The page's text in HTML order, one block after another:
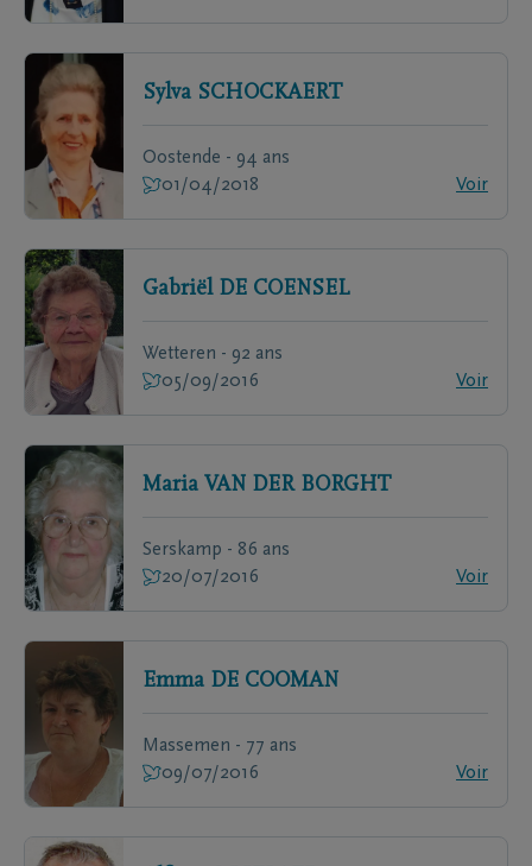
Sylva SCHOCKAERT
Oostende - 94 ans
01/04/2018
Voir
Gabriël DE COENSEL
Wetteren - 92 ans
05/09/2016
Voir
Maria VAN DER BORGHT
Serskamp - 86 ans
20/07/2016
Voir
Emma DE COOMAN
Massemen - 77 ans
09/07/2016
Voir